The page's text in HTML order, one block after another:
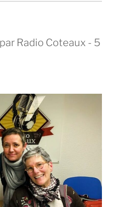
Radio Coteaux - 5